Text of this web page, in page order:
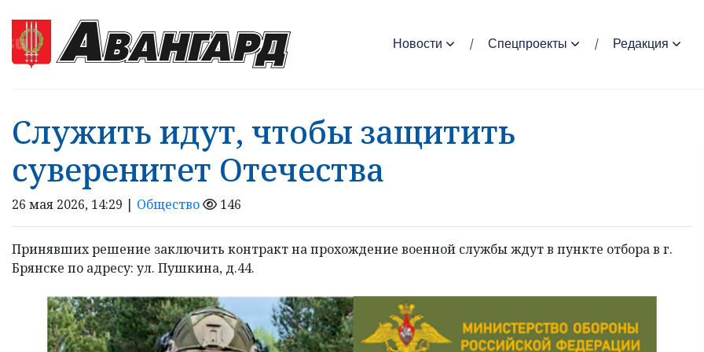
Новости Спецпроекты Редакция
Служить идут, чтобы защитить
суверенитет Отечества
26 мая 2026, 14:29 | Общество 146
Принявших решение заключить контракт на прохождение военной службы ждут в пункте отбора в г.
Брянске по адресу: ул. Пушкина, д.44.